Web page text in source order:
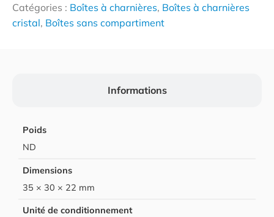
Catégories : Boîtes à charnières, Boîtes à charnières
cristal, Boîtes sans compartiment
Informations
Poids
ND
Dimensions
35 × 30 × 22 mm
Unité de conditionnement